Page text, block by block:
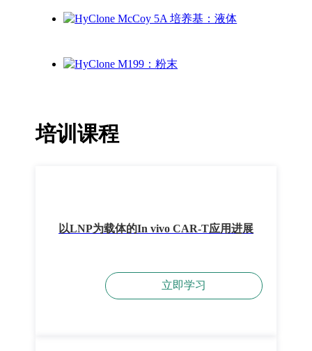
培训课程
以LNP为载体的In vivo CAR-T应用进展
立即学习